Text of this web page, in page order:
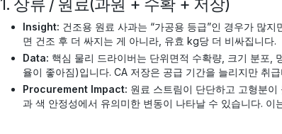
1. 상류 / 원료(과원 + 수확 + 저장)
Insight: 건조용 원료 사과는 “가공용 등급”인 경우가 많
면 건조 후 더 싸지는 게 아니라, 유효 kg당 더 비싸집니다.
Data: 핵심 물리 드라이버는 단위면적 수확량, 크기 분포,
율이 좋아짐)입니다. CA 저장은 공급 기간을 늘리지만 취
Procurement Impact: 원료 스트림이 단단하고 고형분
과 색 안정성에서 유의미한 변동이 나타날 수 있습니다.